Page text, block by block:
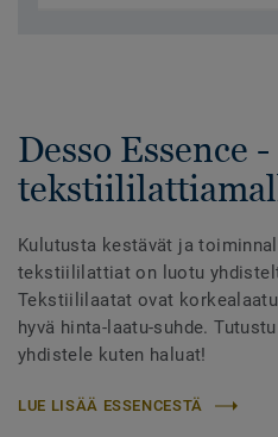
Desso Essence -
Kulutusta kestävät ja
tekstiililattiat on luotu
Tekstiililaatat ovat
hyvä hinta-laatu-suhde.
yhdistele kuten haluat!
LUE LISÄÄ ESSENCESTÄ